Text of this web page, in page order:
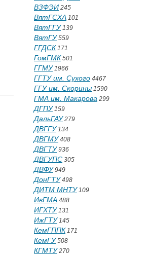
ВЗФЭИ 245
ВятГСХА 101
ВятГГУ139
ВятГУ559
ГГДСК 171
ГомГМК 501
ГГМУ1966
ГГТУ им. Сухого 4467
ГГУ им. Скорины 1590
ГМА им. Макарова 299
ДГПУ159
ДальГАУ279
ДВГГУ134
ДВГМУ408
ДВГТУ936
ДВГУПС 305
ДВФУ949
ДонГТУ498
ДИТМ МНТУ109
ИвГМА 488
ИГХТУ131
ИжГТУ145
КемГППК 171
КемГУ508
КГМТУ270